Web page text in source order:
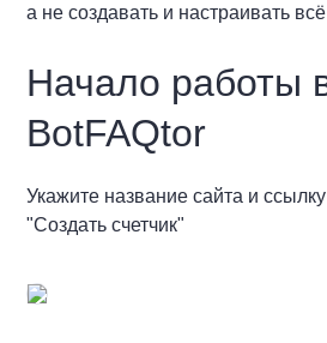
а не создавать и настраивать
Начало работы
BotFAQtor
Укажите название сайта и
"Создать счетчик"